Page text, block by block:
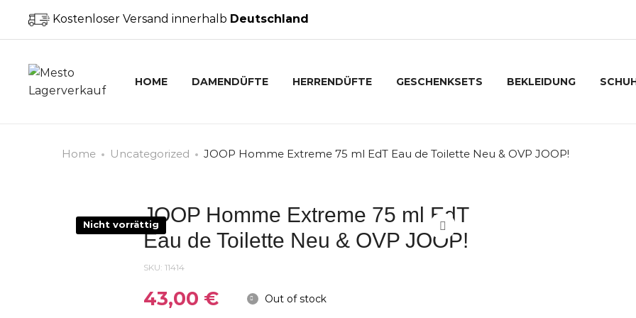
Kostenloser Versand innerhalb Deutschland
HOME DAMENDÜFTE HERRENDÜFTE GESCHENKSETS BEKLEIDUNG
Home Uncategorized JOOP Homme Extreme 75 ml EdT Eau de Toilette Neu & OVP JOOP!
Nicht vorrättigJOOP Homme Extreme 75 ml EdT
Eau de Toilette Neu & OVP JOOP!
SKU: 11414
43,00 € Out of stock